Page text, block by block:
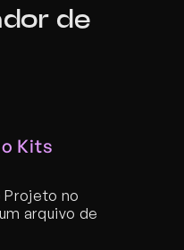
de
Kits
Projeto no
arquivo de